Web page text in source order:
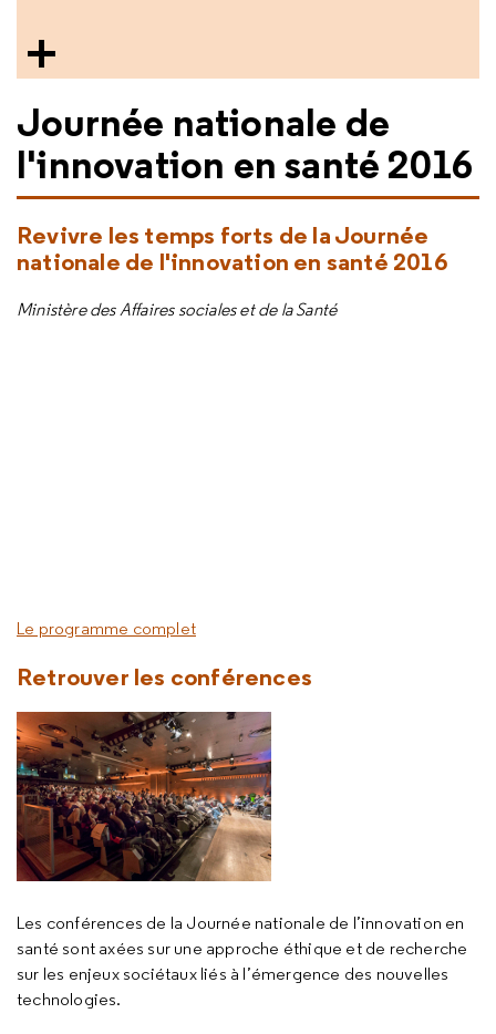
Journée nationale de
l'innovation en santé 2016
Revivre les temps forts de la Journée
nationale de l'innovation en santé 2016
Ministère des Affaires sociales et de la Santé
Le programme complet
Retrouver les conférences
Les conférences de la Journée nationale de l’innovation en
santé sont axées sur une approche éthique et de recherche
sur les enjeux sociétaux liés à l’émergence des nouvelles
technologies.